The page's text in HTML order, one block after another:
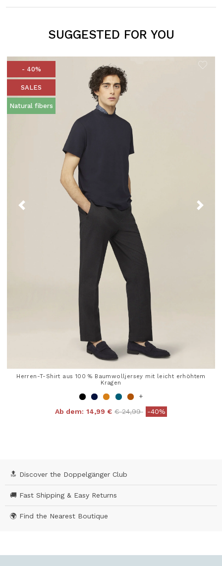
SUGGESTED FOR YOU
- 40%
SALES
Natural fibers
Herren-T-Shirt aus 100 % Baumwolljersey mit leicht erhöhtem
Kragen
+
Ab dem: 14,99 € Price reduced from
€ 24,99to-40%
🔝 Discover the Doppelgänger Club
🚚 Fast Shipping & Easy Returns
🌍 Find the Nearest Boutique